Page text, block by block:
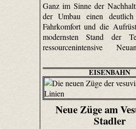
Ganz im Sinne der
der Umbau einen deutlich
Fahrkomfort und die
modernsten Stand der
ressourcenintensive
EISENBAHN
Neue Züge am
Stadler